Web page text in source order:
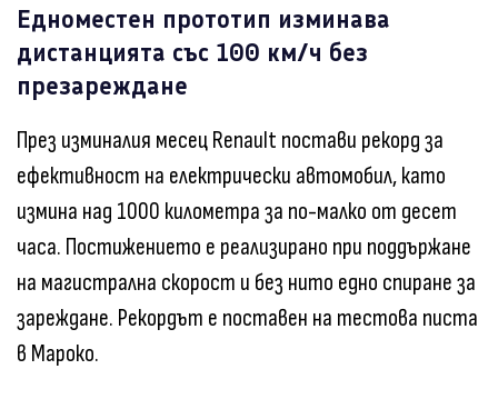
Едноместен прототип изминава
дистанцията със 100 км/ч без
презареждане
През изминалия месец Renault постави рекорд за
ефективност на електрически автомобил, като
измина над 1000 километра за по-малко от десет
часа. Постижението е реализирано при поддържане
на магистрална скорост и без нито едно спиране за
зареждане. Рекордът е поставен на тестова писта
в Мароко.